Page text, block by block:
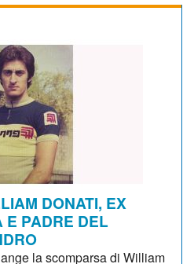
DONATI, EX
E PADRE DEL
la scomparsa di William